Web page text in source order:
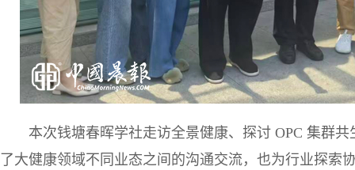
本次钱塘春晖学社走访全景健康、探讨 OPC 集群
了大健康领域不同业态之间的沟通交流，也为行业探索